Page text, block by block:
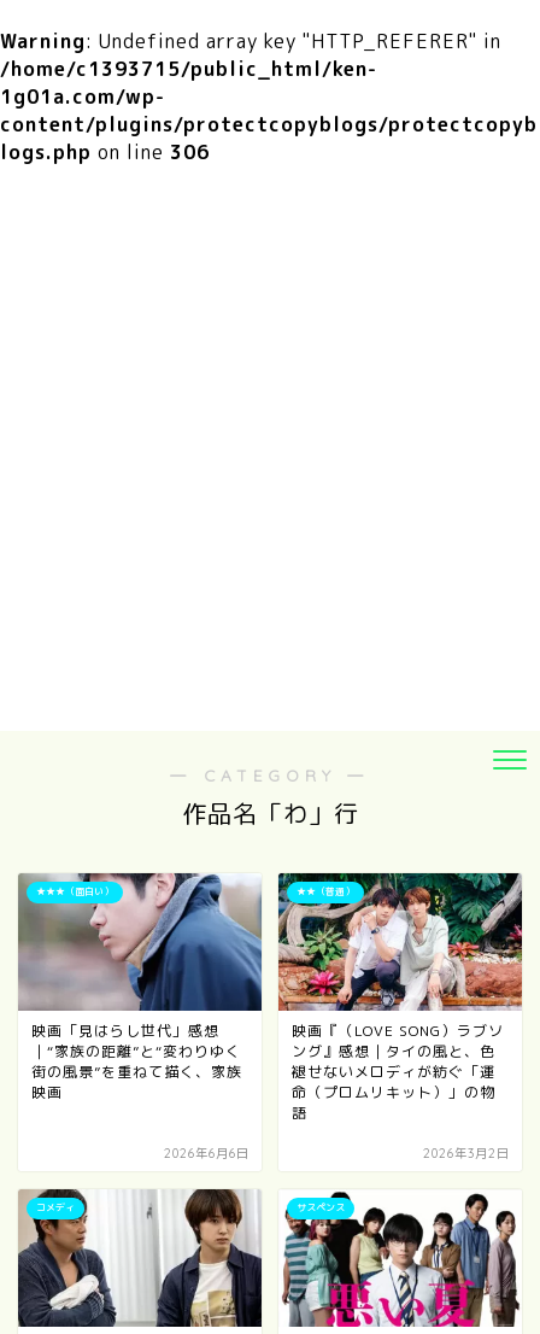
Warning: Undefined array key "HTTP_REFERER" in
/home/c1393715/public_html/ken-
1g01a.com/wp-
content/plugins/protectcopyblogs/protectcopyb
logs.php on line 306
― CATEGORY ―
作品名「わ」行
★★★（面白い）
映画「見はらし世代」感想
｜“家族の距離”と“変わりゆく
街の風景”を重ねて描く、家族
映画
2026年6月6日
★★（普通）
映画『（LOVE SONG）ラブソ
ング』感想｜タイの風と、色
褪せないメロディが紡ぐ「運
命（プロムリキット）」の物
語
2026年3月2日
コメディ サスペンス